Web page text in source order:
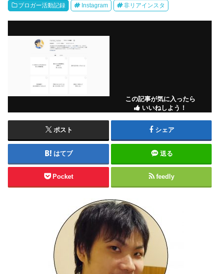
ブロガー活動記録 Instagram 非リアインスタ
この記事が気に入ったら
いいねしよう！
ポスト シェア
はてブ 送る
Pocket feedly